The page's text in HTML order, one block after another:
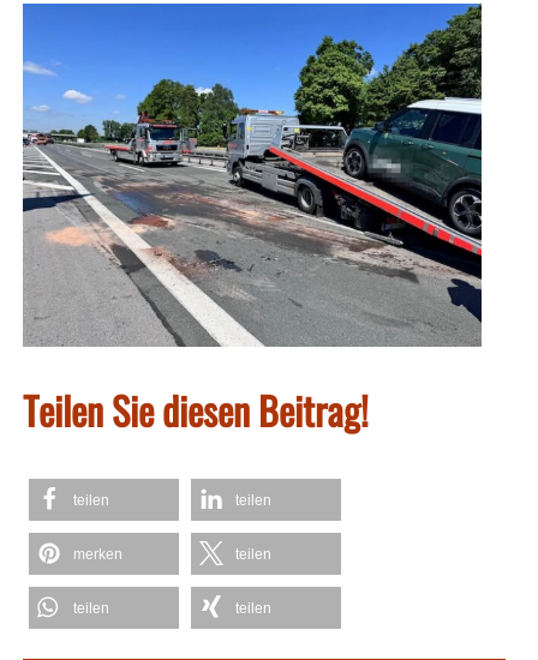
Teilen Sie diesen Beitrag!
teilen teilen
merken teilen
teilen teilen